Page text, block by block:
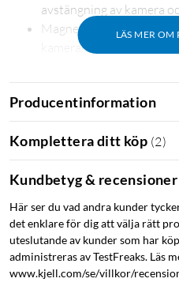
LÄS MER OM
avstängning av kamera
Magnetiskt linsskydd
kameran inte används
stängas av via
Fäste med vertikal
mot skrivbordet
Integrerad mikrofon
Teams, Zoom och
Ett stadigt fotfäste på
den monteras på alla
Upplösning: 1440p/1080p/
senare samt MacOS 10.4.3 eller
Producentinformation
Komplettera ditt köp (2)
Kundbetyg & recensioner
Här ser du vad andra kunder
det enklare för dig att välja rätt
uteslutande av kunder som har
administreras av TestFreaks. Läs
www.kjell.com/se/villkor/